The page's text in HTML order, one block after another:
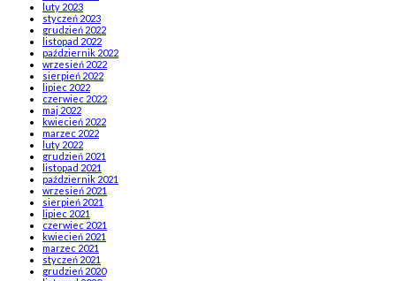
luty 2023
styczeń 2023
grudzień 2022
listopad 2022
październik 2022
wrzesień 2022
sierpień 2022
lipiec 2022
czerwiec 2022
maj 2022
kwiecień 2022
marzec 2022
luty 2022
grudzień 2021
listopad 2021
październik 2021
wrzesień 2021
sierpień 2021
lipiec 2021
czerwiec 2021
kwiecień 2021
marzec 2021
styczeń 2021
grudzień 2020